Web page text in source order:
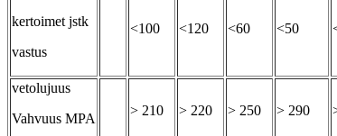
kertoimet jstk
vastus
<100 <120 <60 <50
vetolujuus
Vahvuus MPA
> 210 > 220 > 250 > 290